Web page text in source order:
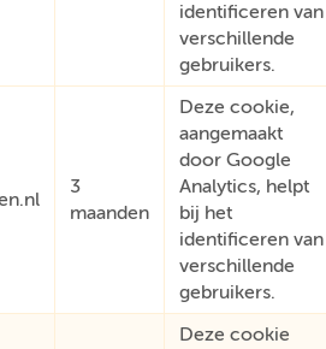
identificeren van
verschillende
gebruikers.
3
maanden
Deze cookie,
aangemaakt
door Google
Analytics, helpt
bij het
identificeren van
verschillende
gebruikers.
Deze cookie